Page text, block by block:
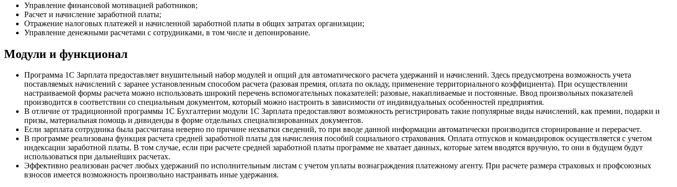
Управление финансовой мотивацией работников;
Расчет и начисление заработной платы;
Отражение налоговых платежей и начисленной заработной платы в общих затратах организации;
Управление денежными расчетами с сотрудниками, в том числе и депонирование.
Модули и функционал
Программа 1C Зарплата предоставляет внушительный набор модулей и опций для автоматического расчета удержаний и начислений. Здесь предусмотрена возможность учета
поставляемых начислений с заранее установленным способом расчета (разовая премия, оплата по окладу, применение территориального коэффициента). При осуществлении
настраиваемой формы расчета можно использовать широкий перечень вспомогательных показателей: разовые, накапливаемые и постоянные. Ввод произвольных показателей
производится в соответствии со специальным документом, который можно настроить в зависимости от индивидуальных особенностей предприятия.
В отличие от традиционной программы 1С Бухгалтерии модули 1C Зарплата предоставляют возможность регистрировать такие популярные виды начислений, как премии, подарки и
призы, материальная помощь и дивиденды в форме отдельных специализированных документов.
Если зарплата сотрудника была рассчитана неверно по причине нехватки сведений, то при вводе данной информации автоматически производится сторнирование и перерасчет.
В программе реализована функция расчета средней заработной платы для начисления пособий социального страхования. Оплата отпусков и командировок осуществляется с учетом
индексации заработной платы. В том случае, если при расчете средней заработной платы программе не хватает данных, которые затем вводятся вручную, то они в будущем будут
использоваться при дальнейших расчетах.
Эффективно реализован расчет любых удержаний по исполнительным листам с учетом уплаты вознаграждения платежному агенту. При расчете размера страховых и профсоюзных
взносов имеется возможность произвольно настраивать иные удержания.